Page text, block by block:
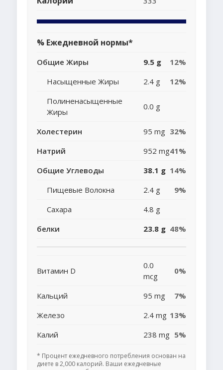
% Ежедневной нормы*
Общие Жиры 9.5 g
12%
Насыщенные Жиры
2.4 g
12%
Полиненасыщенные
Жиры
0.0 g
Холестерин 95 mg 32%
Натрий
952 mg41%
Общие Углеводы
38.1 g 14%
Пищевые Волокна
2.4 g
9%
Сахара
4.8 g
белки
23.8 g 48%
Витамин D
0.0
mcg
0%
Кальций 95 mg
7%
Железо
2.4 mg 13%
Калий
238 mg 5%
* Процент ежедневного потребления основан на
диете в 2,000 калорий. Ваши ежедневные